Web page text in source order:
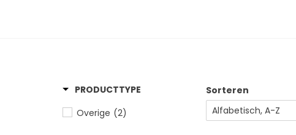
PRODUCTTYPE
Overige (2)
Sorteren